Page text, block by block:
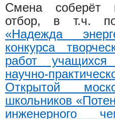
Смена соберёт
отбор, в т.ч.
«Надежда
конкурса
работ учащихся
научно-
Открытой
школьников
инженерного